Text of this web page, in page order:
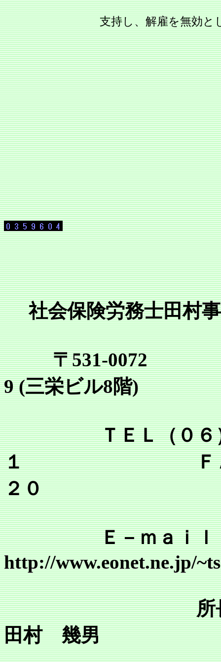
支持し、解雇を無効と
社会保険労務士田村
〒531-0072 大
9 (三栄ビル8階)
ＴＥＬ（０６）６
１ ＦＡＸ（０
２０
Ｅ－ｍａｉｌ
http://www.eonet.ne.jp/
所
田村 幾男